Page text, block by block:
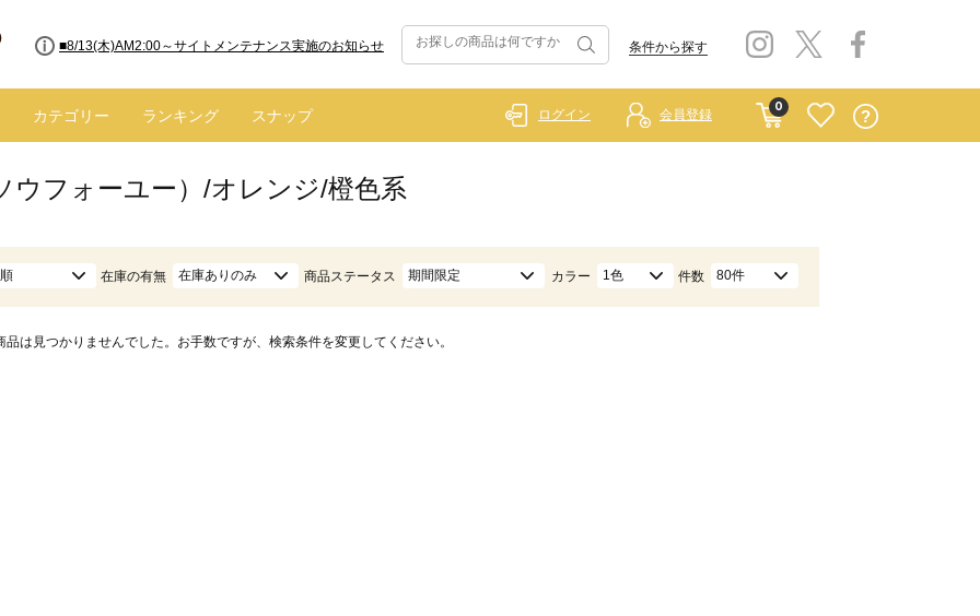
■8/13(木)AM2:00～サイトメンテナンス実施のお知らせ 条件から探す
カテゴリー ランキング スナップ
0
ログイン 会員登録
ウフォーユー）/オレンジ/橙色系
在庫の有無 在庫ありのみ 商品ステータス 期間限定 カラー 1色 件数 80件
品は見つかりませんでした。お手数ですが、検索条件を変更してください。